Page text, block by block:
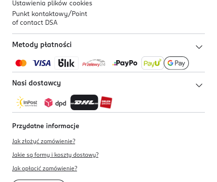
Ustawienia plików cookies
Punkt kontaktowy/ Point
of contact DSA
Metody płatności
Nasi dostawcy
Przydatne informacje
Jak złożyć zamówienie?
Jakie są formy i koszty dostawy?
Jak opłacić zamówienie?